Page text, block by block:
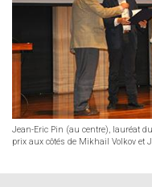
Jean-Eric Pin (au centre), lauréat
prix aux côtés de Mikhail Volkov et